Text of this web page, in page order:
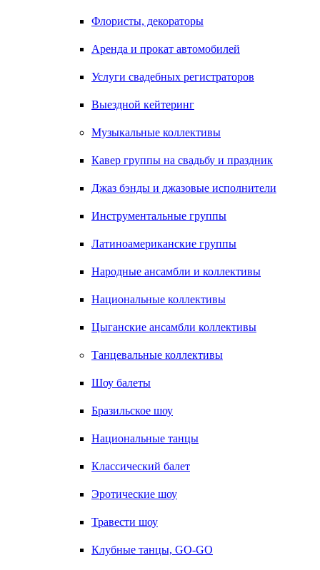
Флористы, декораторы
Аренда и прокат автомобилей
Услуги свадебных регистраторов
Выездной кейтеринг
Музыкальные коллективы
Кавер группы на свадьбу и праздник
Джаз бэнды и джазовые исполнители
Инструментальные группы
Латиноамериканские группы
Народные ансамбли и коллективы
Национальные коллективы
Цыганские ансамбли коллективы
Танцевальные коллективы
Шоу балеты
Бразильское шоу
Национальные танцы
Классический балет
Эротические шоу
Травести шоу
Клубные танцы, GO-GO